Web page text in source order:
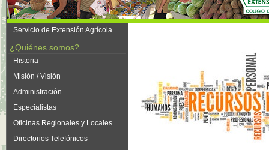
Servicio de Extensión Agrícola
¿Quiénes somos?
Historia
Misión / Visión
Administración
Especialistas
Oficinas Regionales y Locales
Directorios Telefónicos